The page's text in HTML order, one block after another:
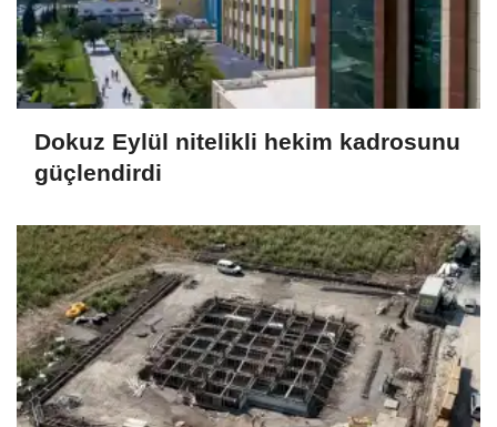
Dokuz Eylül nitelikli hekim kadrosunu
güçlendirdi